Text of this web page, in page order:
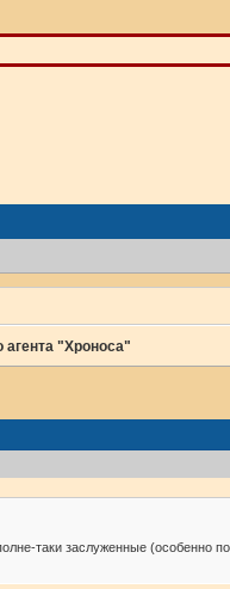
агента "Хроноса"
таки заслуженные (особенно